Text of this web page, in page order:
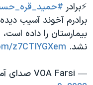
⚡️برادر
برادرم آخوند آسیب
بیمارستان را داده
نشد. z7CTIYGXem
— VOA Farsi صدای آمریکا (@VOAfarsi)